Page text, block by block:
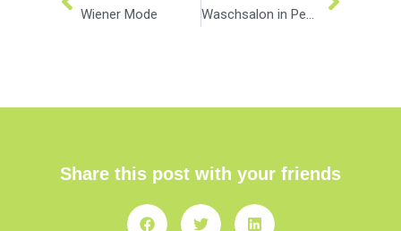
Wiener Mode Waschsalon in Penzing Wien
Share this post with your friends